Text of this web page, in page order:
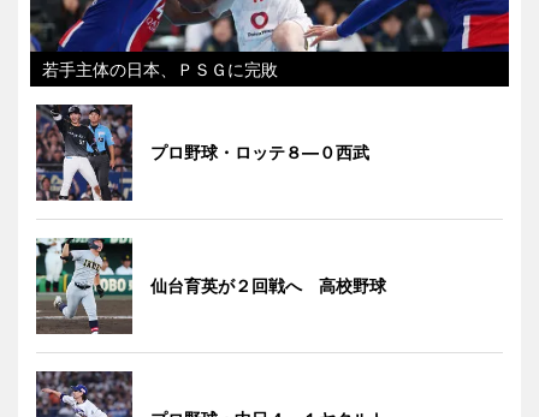
若手主体の日本、ＰＳＧに完敗
プロ野球・ロッテ８―０西武
仙台育英が２回戦へ 高校野球